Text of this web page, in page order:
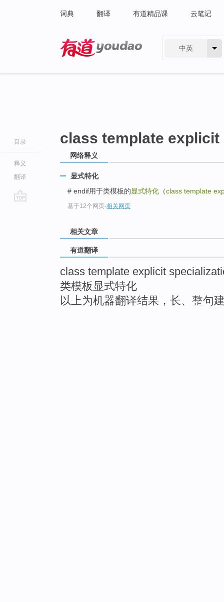
词典 翻译 有道精品课 云笔记
中英
目录
释义
翻译
class template
网络释义
显式特化
# endif用于类模板的显式特化 （class template
基于12个网页-相关网页
相关文章
有道翻译
class template explicit
类模板显式特化
以上为机器翻译结果，长、整句